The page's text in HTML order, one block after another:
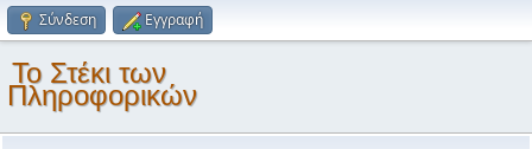
Σύνδεση Εγγραφή
Το Στέκι των
Πληροφορικών